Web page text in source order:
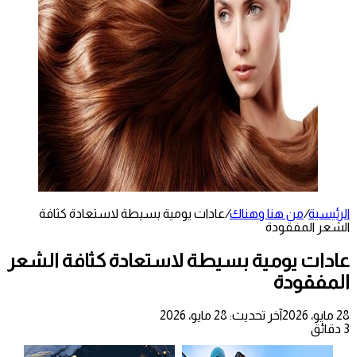
الرئيسية/من هنا وهناك/عادات يومية بسيطة لاستعادة كثافة
الشعر المفقودة
عادات يومية بسيطة لاستعادة كثافة الشعر
المفقودة
28 مايو، 2026
آخر تحديث: 28 مايو، 2026
3 دقائق